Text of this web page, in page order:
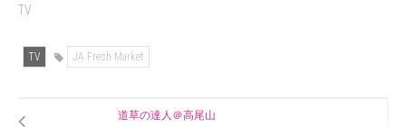
TV
TV JA Fresh Market
道草の達人＠高尾山